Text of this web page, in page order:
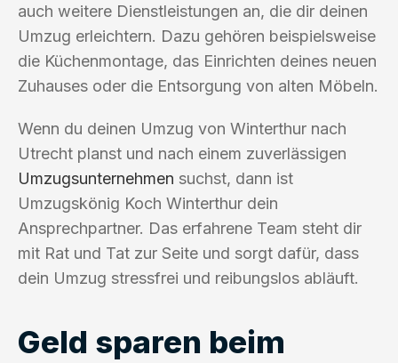
auch weitere Dienstleistungen an, die dir deinen
Umzug erleichtern. Dazu gehören beispielsweise
die Küchenmontage, das Einrichten deines neuen
Zuhauses oder die Entsorgung von alten Möbeln.
Wenn du deinen Umzug von Winterthur nach
Utrecht planst und nach einem zuverlässigen
Umzugsunternehmen suchst, dann ist
Umzugskönig Koch Winterthur dein
Ansprechpartner. Das erfahrene Team steht dir
mit Rat und Tat zur Seite und sorgt dafür, dass
dein Umzug stressfrei und reibungslos abläuft.
Geld sparen beim